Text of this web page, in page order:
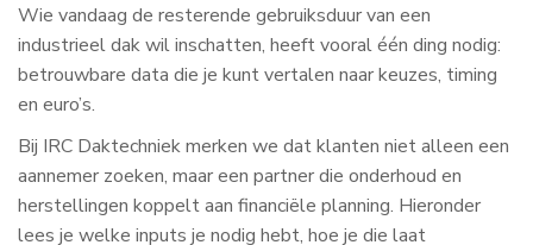
Wie vandaag de resterende gebruiksduur van een
industrieel dak wil inschatten, heeft vooral één ding nodig:
betrouwbare data die je kunt vertalen naar keuzes, timing
en euro’s.
Bij IRC Daktechniek merken we dat klanten niet alleen een
aannemer zoeken, maar een partner die onderhoud en
herstellingen koppelt aan financiële planning. Hieronder
lees je welke inputs je nodig hebt, hoe je die laat